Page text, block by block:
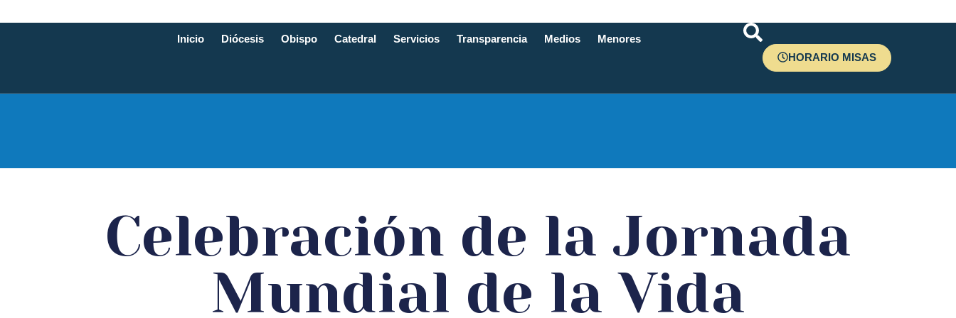
Inicio Diócesis Obispo Catedral Servicios Transparencia Medios
Menores
HORARIO MISAS
Celebración de la Jornada
Mundial de la Vida